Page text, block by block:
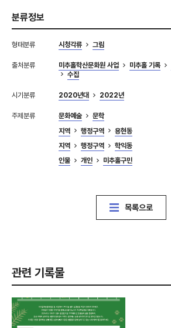
분류정보
형태분류 시청각류 그림
출처분류 미추홀학산문화원 사업 미추홀 기록
수집
시기분류 2020년대 2022년
주제분류 문화예술
문학
지역
행정구역
용현동
지역
행정구역
학익동
인물
개인 미추홀구민
목록으로
관련 기록물